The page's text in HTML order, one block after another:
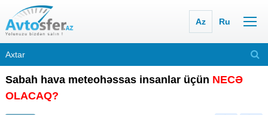
Az Ru
Sabah hava meteohəssas insanlar üçün NECƏ
OLACAQ?